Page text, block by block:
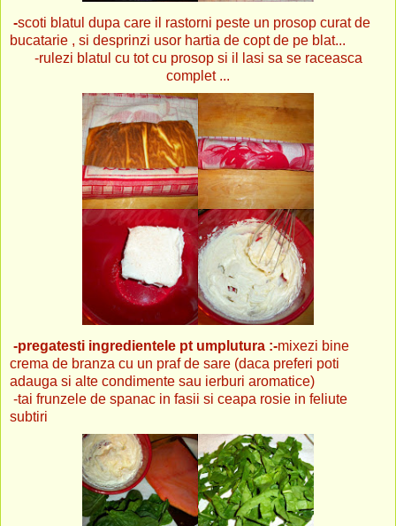
-scoti blatul dupa care il rastorni peste un prosop curat de
bucatarie , si desprinzi usor hartia de copt de pe blat...
-rulezi blatul cu tot cu prosop si il lasi sa se raceasca
complet ...
-pregatesti ingredientele pt umplutura :-mixezi bine
crema de branza cu un praf de sare (daca preferi poti
adauga si alte condimente sau ierburi aromatice)
-tai frunzele de spanac in fasii si ceapa rosie in feliute
subtiri